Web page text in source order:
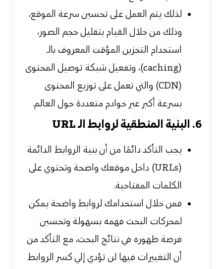
لذلك يتم العمل على تحسين سرعة الموقع،
وذلك من خلال القيام بتقليل حجم الصور،
استخدام التخزين المؤقت المعروف بالـ
(caching)، وتفعيل شبكة توصيل المحتوى
(CDN) والتي تعمل على توزيع المحتوى
بسرعة أكبر عبر خوادم متعددة حول العالم.
6. البنية المنطقية لروابط الـ URL
يجب التأكد دائمًا من أن بنية الروابط الدائمة
(URLs) داخل موقعك واضحة وتحتوي على
الكلمات المفتاحية.
فمن خلال استخدامك لروابط واضحة يمكن
لمحركات البحث فهمه بسهولة وتحسين
فرصة ظهوره في نتائج البحث، مع التأكد من
أن التغييرات فيها لن تؤدي إلي كسر الروابط